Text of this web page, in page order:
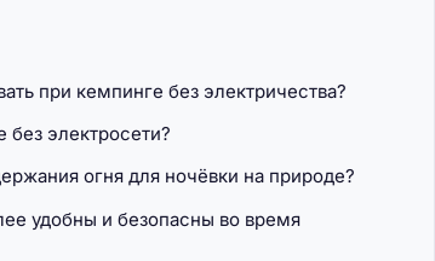
при кемпинге без электричества?
без электросети?
огня для ночёвки на природе?
удобны и безопасны во время